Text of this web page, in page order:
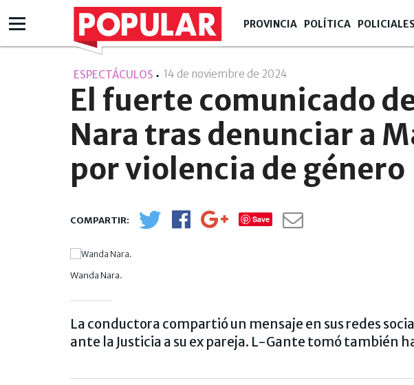
PROVINCIA POLÍTICA POLICIALES
ESPECTÁCULOS 14 de noviembre de 2024
El fuerte comunicado
Nara tras denunciar a
por violencia de género
Save
Wanda Nara.
La conductora compartió un mensaje en sus redes
ante la Justicia a su ex pareja. L-Gante tomó también